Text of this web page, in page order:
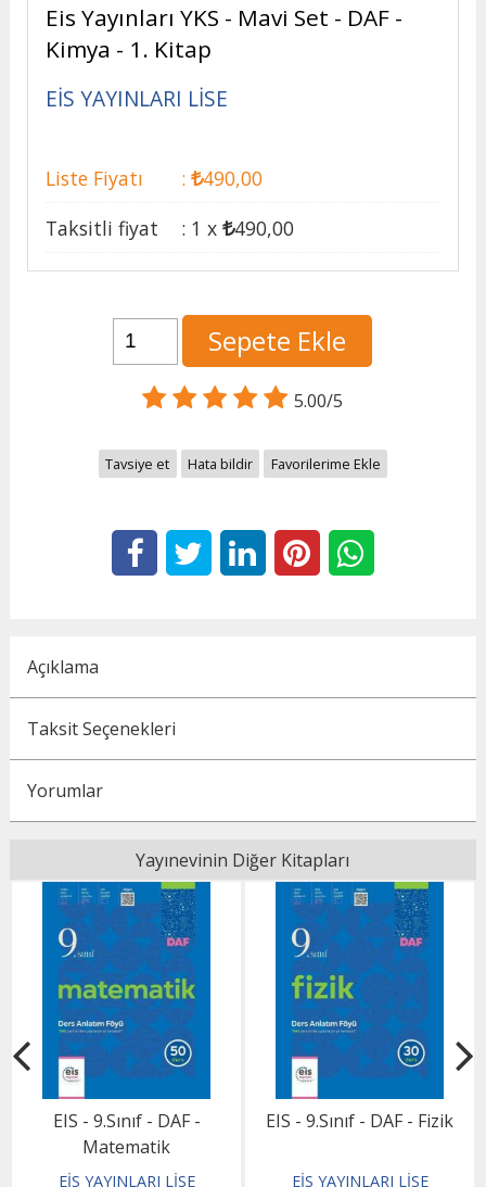
Eis Yayınları YKS - Mavi Set - DAF -
Kimya - 1. Kitap
EİS YAYINLARI LİSE
Liste Fiyatı : 490,00
Taksitli fiyat
: 1 x 490,00
Sepete Ekle
5.00/5
Tavsiye et Hata bildir Favorilerime Ekle
Açıklama
Taksit Seçenekleri
Yorumlar
Yayınevinin Diğer Kitapları
EIS - 9.Sınıf - DAF -
Matematik
EİS YAYINLARI LİSE
EIS - 9.Sınıf - DAF - Fizik
EİS YAYINLARI LİSE